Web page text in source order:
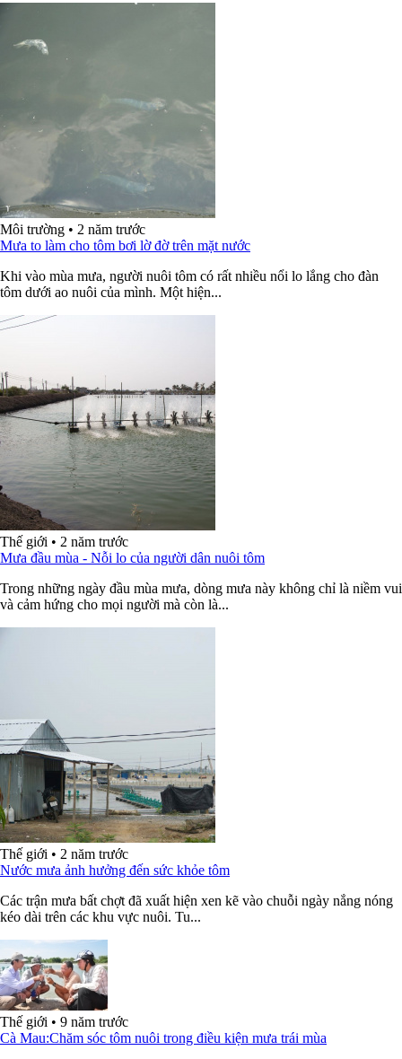
Môi trường • 2 năm trước
Mưa to làm cho tôm bơi lờ đờ trên mặt nước
Khi vào mùa mưa, người nuôi tôm có rất nhiều nổi lo lắng cho đàn
tôm dưới ao nuôi của mình. Một hiện...
Thế giới • 2 năm trước
Mưa đầu mùa - Nỗi lo của người dân nuôi tôm
Trong những ngày đầu mùa mưa, dòng mưa này không chỉ là niềm vui
và cảm hứng cho mọi người mà còn là...
Thế giới • 2 năm trước
Nước mưa ảnh hưởng đến sức khỏe tôm
Các trận mưa bất chợt đã xuất hiện xen kẽ vào chuỗi ngày nắng nóng
kéo dài trên các khu vực nuôi. Tu...
Thế giới • 9 năm trước
Cà Mau:Chăm sóc tôm nuôi trong điều kiện mưa trái mùa